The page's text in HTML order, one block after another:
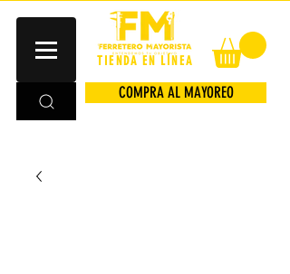
TIENDA EN LÍNEA
COMPRA AL MAYOREO